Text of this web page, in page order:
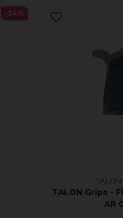
-34%
TALON
TALON Grips -
AR